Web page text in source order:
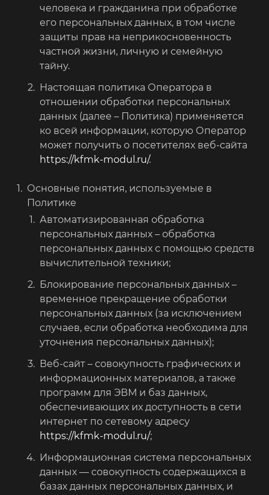
человека и гражданина при обработке
его персональных данных, в том числе
защиты прав на неприкосновенность
частной жизни, личную и семейную
тайну.
Настоящая политика Оператора в
отношении обработки персональных
данных (далее – Политика) применяется
ко всей информации, которую Оператор
может получить о посетителях веб-сайта
https://kfmk-modul.ru/.
Основные понятия, используемые в
Политике
Автоматизированная обработка
персональных данных – обработка
персональных данных с помощью средств
вычислительной техники;
Блокирование персональных данных –
временное прекращение обработки
персональных данных (за исключением
случаев, если обработка необходима для
уточнения персональных данных);
Веб-сайт – совокупность графических и
информационных материалов, а также
программ для ЭВМ и баз данных,
обеспечивающих их доступность в сети
интернет по сетевому адресу
https://kfmk-modul.ru/;
Информационная система персональных
данных — совокупность содержащихся в
базах данных персональных данных, и